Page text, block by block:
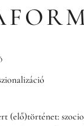
(elő)történet: